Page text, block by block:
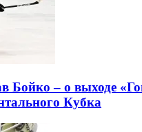
Бойко – о выходе
Кубка